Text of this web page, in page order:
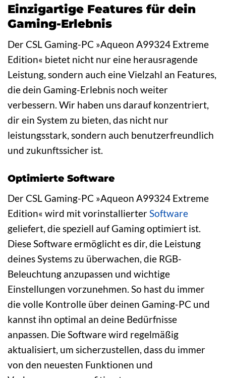
Einzigartige Features für dein
Gaming-Erlebnis
Der CSL Gaming-PC »Aqueon A99324 Extreme
Edition« bietet nicht nur eine herausragende
Leistung, sondern auch eine Vielzahl an Features,
die dein Gaming-Erlebnis noch weiter
verbessern. Wir haben uns darauf konzentriert,
dir ein System zu bieten, das nicht nur
leistungsstark, sondern auch benutzerfreundlich
und zukunftssicher ist.
Optimierte Software
Der CSL Gaming-PC »Aqueon A99324 Extreme
Edition« wird mit vorinstallierterSoftware
geliefert, die speziell auf Gaming optimiert ist.
Diese Software ermöglicht es dir, die Leistung
deines Systems zu überwachen, die RGB-
Beleuchtung anzupassen und wichtige
Einstellungen vorzunehmen. So hast du immer
die volle Kontrolle über deinen Gaming-PC und
kannst ihn optimal an deine Bedürfnisse
anpassen. Die Software wird regelmäßig
aktualisiert, um sicherzustellen, dass du immer
von den neuesten Funktionen und